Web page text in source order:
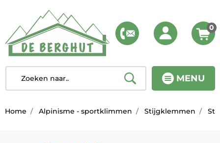
MENU
0
Home Alpinisme - sportklimmen Stijgklemmen